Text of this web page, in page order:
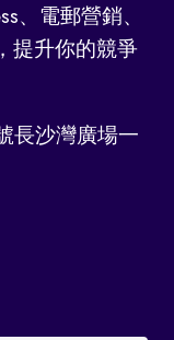
、電郵營銷、
提升你的競爭
長沙灣廣場一